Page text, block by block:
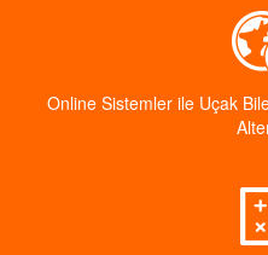
Online Sistemler ile Uçak